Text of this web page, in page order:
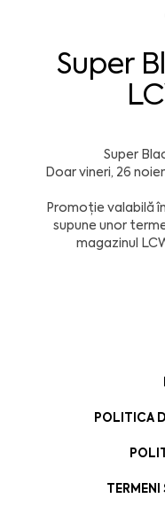
Super
Super
Doar vineri, 26
Promoție valabilă
supune unor
magazinul
POLITICA